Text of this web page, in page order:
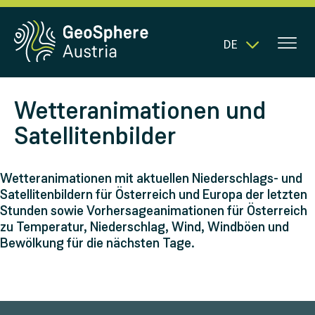
DE
Wetteranimationen und
Satellitenbilder
Wetteranimationen mit aktuellen Niederschlags- und
Satellitenbildern für Österreich und Europa der letzten
Stunden sowie Vorhersageanimationen für Österreich
zu Temperatur, Niederschlag, Wind, Windböen und
Bewölkung für die nächsten Tage.